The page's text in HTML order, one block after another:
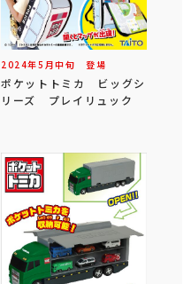
2024年5 月中旬 登場
ポケットトミカ ビッグシ
リーズ プレイリュック